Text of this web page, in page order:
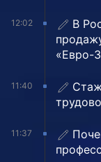
12:02
В
«Евро-
11:40
11:37